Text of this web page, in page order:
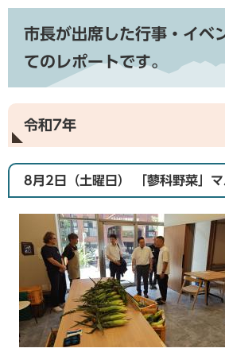
市長が出席した行事・イベ
てのレポートです。
令和7年
8月2日（土曜日） 「蓼科野菜」マ